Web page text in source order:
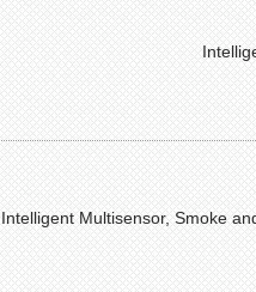
Intelligent Multisensor, Smoke